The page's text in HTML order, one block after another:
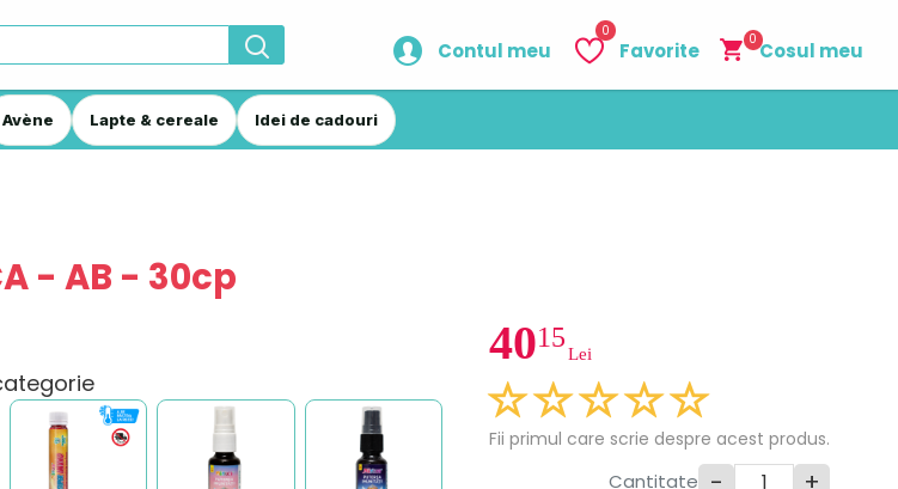
Contul meu Favorite
0
Cosul meu
0
Avène Lapte & cereale Idei de cadouri
- AB - 30cp
4015
Lei
Fii primul care scrie despre acest produs.
Cantitate - +